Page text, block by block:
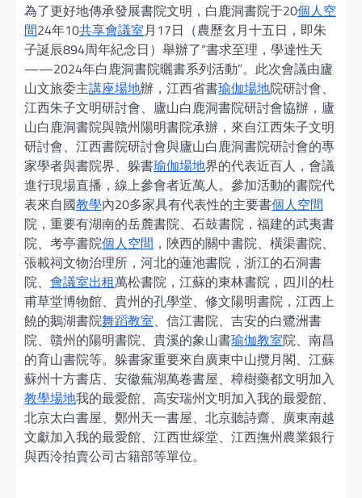
為了更好地傳承發展書院文明，白鹿洞書院于20個人空
間24年10共享會議室月17日（農歷玄月十五日，即朱
子誕辰894周年紀念日）舉辦了“書求至理，學達性天
——2024年白鹿洞書院曬書系列活動”。此次會議由廬
山文旅委主講座場地辦，江西省書瑜伽場地院研討會、
江西朱子文明研討會、廬山白鹿洞書院研討會協辦，廬
山白鹿洞書院與贛州陽明書院承辦，來自江西朱子文明
研討會、江西書院研討會與廬山白鹿洞書院研討會的專
家學者與書院界、躲書瑜伽場地界的代表近百人，會議
進行現場直播，線上參會者近萬人。參加活動的書院代
表來自國教學內20多家具有代表性的主要書個人空間
院，重要有湖南的岳麓書院、石鼓書院，福建的武夷書
院、考亭書院個人空間 ，陜西的關中書院、橫渠書院、
張載祠文物治理所，河北的蓮池書院，浙江的石洞書
院、 會議室出租萬松書院，江蘇的東林書院，四川的杜
甫草堂博物館、貴州的孔學堂、修文陽明書院，江西上
饒的鵝湖書院舞蹈教室、信江書院、吉安的白鷺洲書
院、贛州的陽明書院、貴溪的象山書瑜伽教室院、南昌
的育山書院等。躲書家重要來自廣東中山攬月閣、江蘇
蘇州十方書店、安徽蕪湖萬卷書屋、樟樹藥都文明加入
教學場地我的最愛館、高安瑞州文明加入我的最愛館、
北京太白書屋、鄭州天一書屋、北京聽詩齋、廣東南越
文獻加入我的最愛館、江西世綵堂、江西撫州農業銀行
與西泠拍賣公司古籍部等單位。